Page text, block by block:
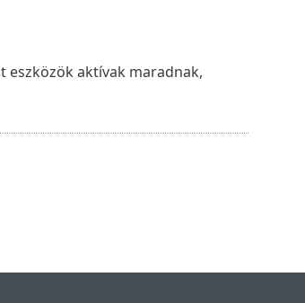
eszközök aktívak maradnak,